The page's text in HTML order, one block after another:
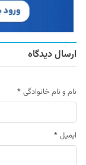
ارسال دیدگاه
نام و نام خانوادگی *
ایمیل *